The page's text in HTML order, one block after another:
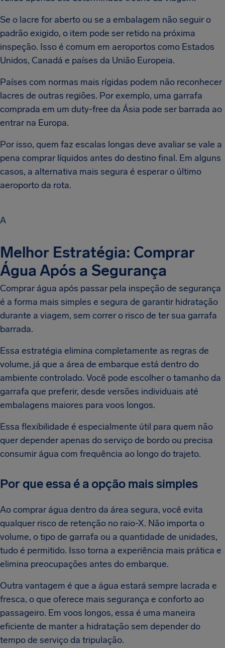
Se o lacre for aberto ou se a embalagem não seguir o
padrão exigido, o item pode ser retido na próxima
inspeção. Isso é comum em aeroportos como Estados
Unidos, Canadá e países da União Europeia.
Países com normas mais rígidas podem não reconhecer
lacres de outras regiões. Por exemplo, uma garrafa
comprada em um duty-free da Ásia pode ser barrada ao
entrar na Europa.
Por isso, quem faz escalas longas deve avaliar se vale a
pena comprar líquidos antes do destino final. Em alguns
casos, a alternativa mais segura é esperar o último
aeroporto da rota.
A
Melhor Estratégia: Comprar
Água Após a Segurança
Comprar água após passar pela inspeção de segurança
é a forma mais simples e segura de garantir hidratação
durante a viagem, sem correr o risco de ter sua garrafa
barrada.
Essa estratégia elimina completamente as regras de
volume, já que a área de embarque está dentro do
ambiente controlado. Você pode escolher o tamanho da
garrafa que preferir, desde versões individuais até
embalagens maiores para voos longos.
Essa flexibilidade é especialmente útil para quem não
quer depender apenas do serviço de bordo ou precisa
consumir água com frequência ao longo do trajeto.
Por que essa é a opção mais simples
Ao comprar água dentro da área segura, você evita
qualquer risco de retenção no raio-X. Não importa o
volume, o tipo de garrafa ou a quantidade de unidades,
tudo é permitido. Isso torna a experiência mais prática e
elimina preocupações antes do embarque.
Outra vantagem é que a água estará sempre lacrada e
fresca, o que oferece mais segurança e conforto ao
passageiro. Em voos longos, essa é uma maneira
eficiente de manter a hidratação sem depender do
tempo de serviço da tripulação.